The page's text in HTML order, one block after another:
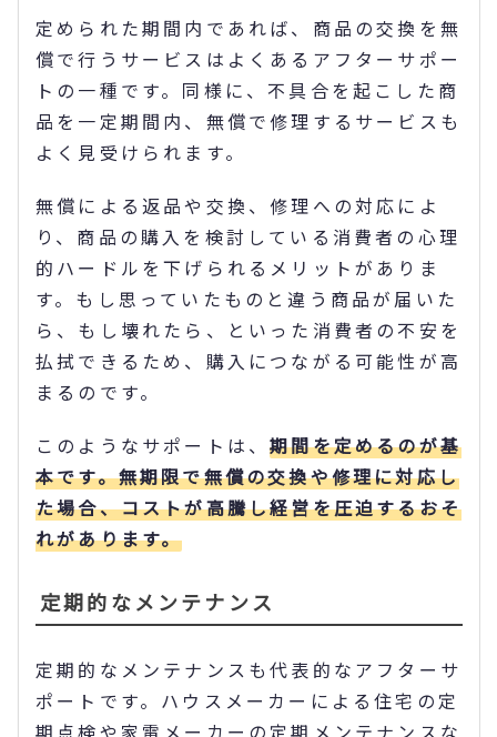
定められた期間内であれば、商品の交換を無
償で行うサービスはよくあるアフターサポー
トの一種です。同様に、不具合を起こした商
品を一定期間内、無償で修理するサービスも
よく見受けられます。
無償による返品や交換、修理への対応によ
り、商品の購入を検討している消費者の心理
的ハードルを下げられるメリットがありま
す。もし思っていたものと違う商品が届いた
ら、もし壊れたら、といった消費者の不安を
払拭できるため、購入につながる可能性が高
まるのです。
このようなサポートは、期間を定めるのが基
本です。無期限で無償の交換や修理に対応し
た場合、コストが高騰し経営を圧迫するおそ
れがあります。
定期的なメンテナンス
定期的なメンテナンスも代表的なアフターサ
ポートです。ハウスメーカーによる住宅の定
期点検や家電メーカーの定期メンテナンスな